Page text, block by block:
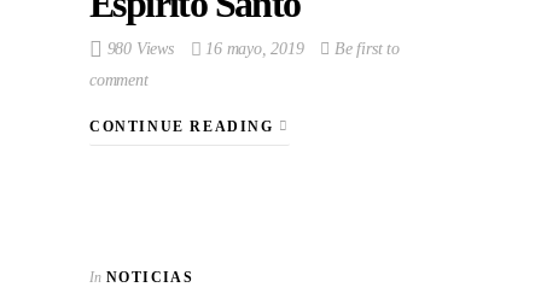
980 Views 16 mayo, 2019
Be first to
comment
CONTINUE READING
In NOTICIAS